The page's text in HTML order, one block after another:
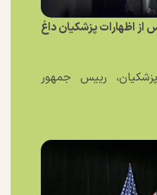
اظهارات پزشکیان داغ
رییس جمهور